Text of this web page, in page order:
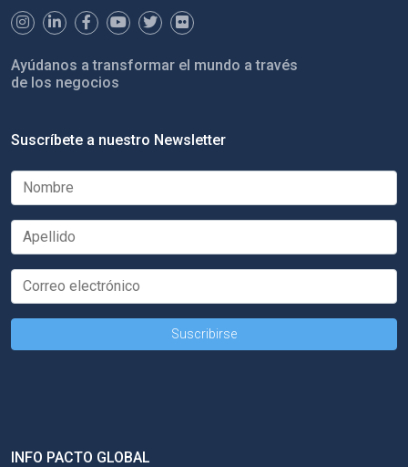
Ayúdanos a transformar el mundo a través
de los negocios
Suscríbete a nuestro Newsletter
INFO PACTO GLOBAL